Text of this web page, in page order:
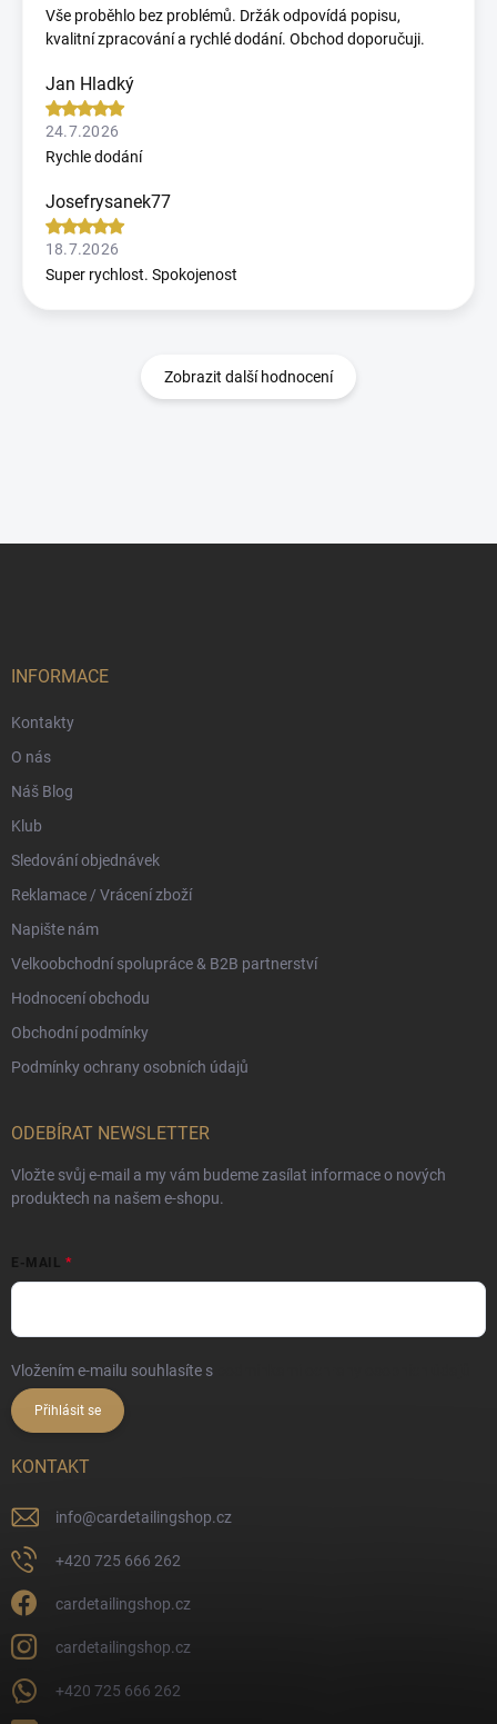
Vše proběhlo bez problémů. Držák odpovídá popisu,
kvalitní zpracování a rychlé dodání. Obchod doporučuji.
Jan Hladký
24.7.2026
Rychle dodání
Josefrysanek77
18.7.2026
Super rychlost. Spokojenost
Zobrazit další hodnocení
INFORMACE
Kontakty
O nás
Náš Blog
Klub
Sledování objednávek
Reklamace / Vrácení zboží
Napište nám
Velkoobchodní spolupráce & B2B partnerství
Hodnocení obchodu
Obchodní podmínky
Podmínky ochrany osobních údajů
ODEBÍRAT NEWSLETTER
Vložte svůj e-mail a my vám budeme zasílat informace o nových
produktech na našem e-shopu.
E-MAIL
Vložením e-mailu souhlasíte s
Přihlásit se
KONTAKT
info@cardetailingshop.cz
+420 725 666 262
cardetailingshop.cz
cardetailingshop.cz
+420 725 666 262